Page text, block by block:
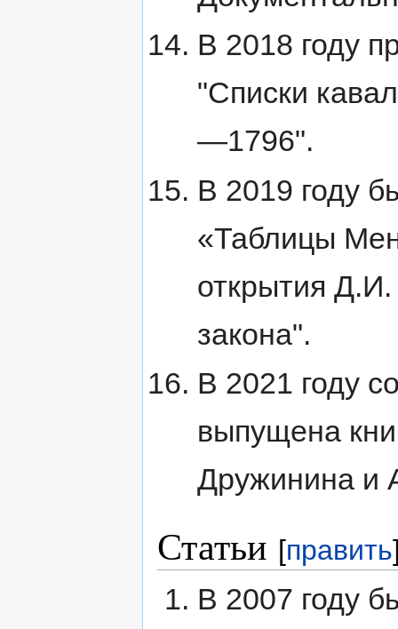
В 2018 году
"Списки
—1796".
В 2019 году
«Таблицы
открытия
закона".
В 2021 году
выпущена
Дружинина и
Статьи [править
В 2007 году